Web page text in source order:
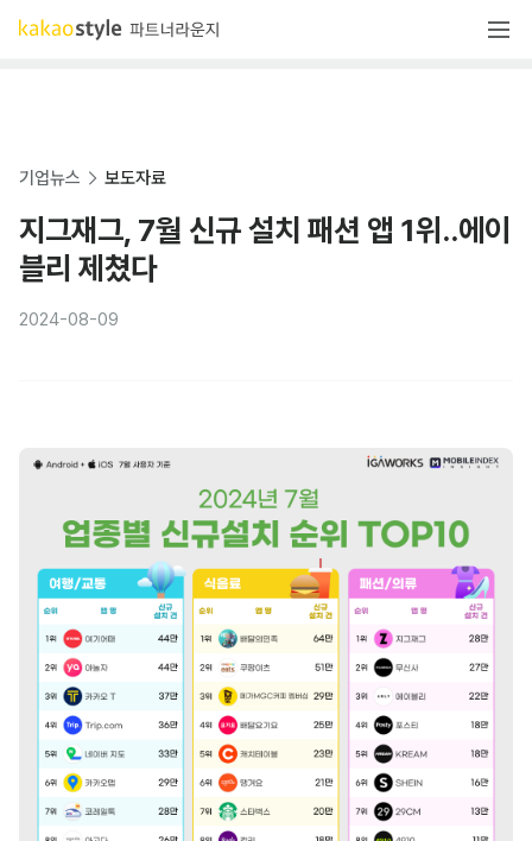
기업뉴스 보도자료
지그재그, 7월 신규 설치 패션 앱 1위..에이
블리 제쳤다
2024-08-09